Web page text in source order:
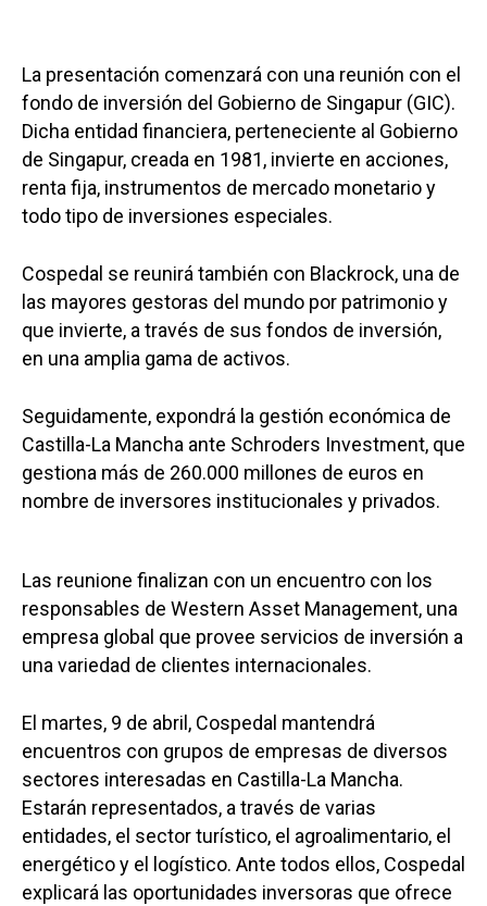
La presentación comenzará con una reunión con el
fondo de inversión del Gobierno de Singapur (GIC).
Dicha entidad financiera, perteneciente al Gobierno
de Singapur, creada en 1981, invierte en acciones,
renta fija, instrumentos de mercado monetario y
todo tipo de inversiones especiales.
Cospedal se reunirá también con Blackrock, una de
las mayores gestoras del mundo por patrimonio y
que invierte, a través de sus fondos de inversión,
en una amplia gama de activos.
Seguidamente, expondrá la gestión económica de
Castilla-La Mancha ante Schroders Investment, que
gestiona más de 260.000 millones de euros en
nombre de inversores institucionales y privados.
Las reunione finalizan con un encuentro con los
responsables de Western Asset Management, una
empresa global que provee servicios de inversión a
una variedad de clientes internacionales.
El martes, 9 de abril, Cospedal mantendrá
encuentros con grupos de empresas de diversos
sectores interesadas en Castilla-La Mancha.
Estarán representados, a través de varias
entidades, el sector turístico, el agroalimentario, el
energético y el logístico. Ante todos ellos, Cospedal
explicará las oportunidades inversoras que ofrece